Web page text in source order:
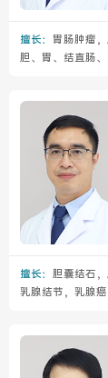
擅长： 胃肠肿瘤
胆、胃、结直肠
擅长： 胆囊结石
乳腺结节，乳腺癌